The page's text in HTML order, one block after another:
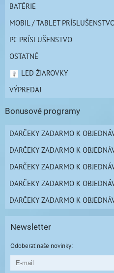
BATÉRIE
MOBIL / TABLET
PC PRÍSLUŠENSTVO
OSTATNÉ
LED ŽIAROVKY
VÝPREDAJ
Bonusové programy
DARČEKY ZADARMO K
DARČEKY ZADARMO K
DARČEKY ZADARMO K
DARČEKY ZADARMO K
DARČEKY ZADARMO K
Newsletter
Odoberať naše novinky: